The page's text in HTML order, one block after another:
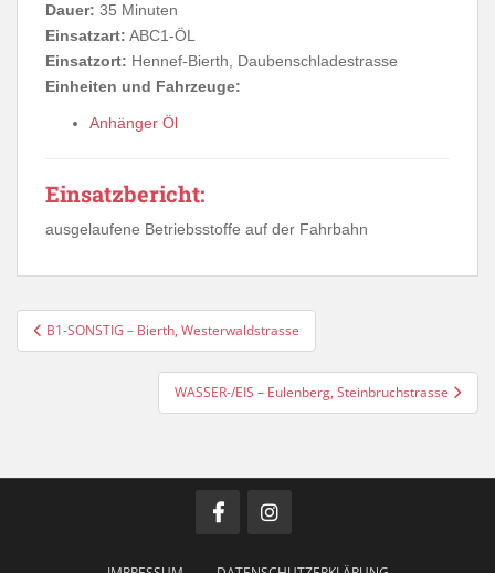
Dauer: 35 Minuten
Einsatzart: ABC1-ÖL
Einsatzort: Hennef-Bierth, Daubenschladestrasse
Einheiten und Fahrzeuge:
Anhänger Öl
Einsatzbericht:
ausgelaufene Betriebsstoffe auf der Fahrbahn
Beitragsnavigation
B1-SONSTIG – Bierth, Westerwaldstrasse
WASSER-/EIS – Eulenberg, Steinbruchstrasse